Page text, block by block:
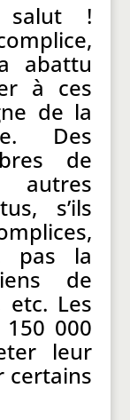
salut !
abattu
à ces
de la
Des
de
autres
s’ils
pas la
de
etc. Les
000
leur
certains